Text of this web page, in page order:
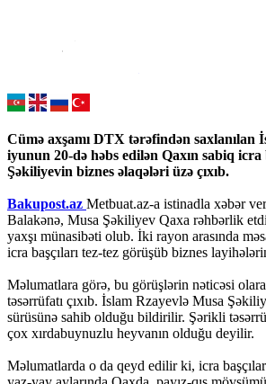
Cümə axşamı DTX tərəfindən saxlanılan
iyunun 20-də həbs edilən Qaxın sabiq icra
Şəkiliyevin biznes əlaqələri üzə çıxıb.
Bakupost.az Metbuat.az-a istinadla xəbər
Balakənə, Musa Şəkiliyev Qaxa rəhbərlik
yaxşı münasibəti olub. İki rayon arasında
icra başçıları tez-tez görüşüb biznes
Məlumatlara görə, bu görüşlərin nəticəsi
təsərrüfatı çıxıb. İslam Rzayevlə Musa
sürüsünə sahib olduğu bildirilir. Şərikli
çox xırdabuynuzlu heyvanın olduğu deyilir.
Məlumatlarda o da qeyd edilir ki, icra